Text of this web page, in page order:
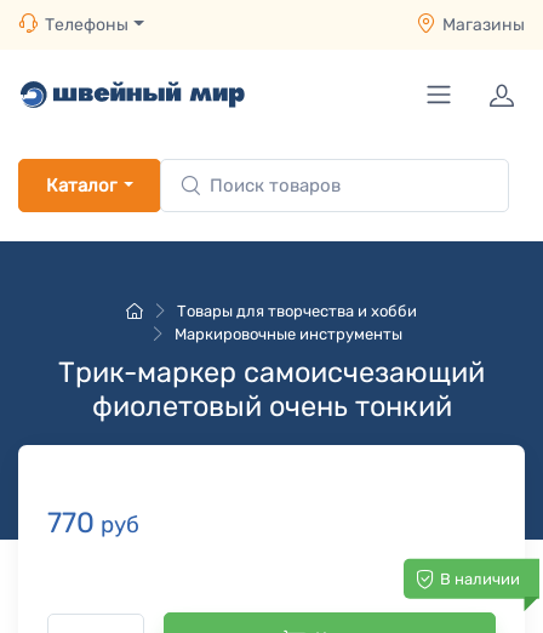
Телефоны Магазины
Каталог
Товары для творчества и хобби
Маркировочные инструменты
Трик-маркер самоисчезающий
фиолетовый очень тонкий
770 руб
В наличии